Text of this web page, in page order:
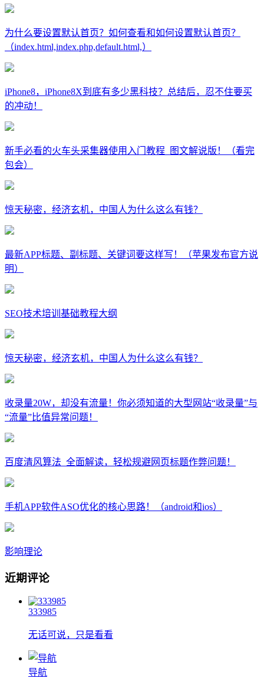
为什么要设置默认首页？如何查看和如何设置默认首页？
（index.html,index.php,default.html,）
iPhone8，iPhone8X到底有多少黑科技？总结后，忍不住要买
的冲动！
新手必看的火车头采集器使用入门教程_图文解说版！（看完
包会）
惊天秘密，经济玄机，中国人为什么这么有钱？
最新APP标题、副标题、关键词要这样写！（苹果发布官方说
明）
SEO技术培训基础教程大纲
惊天秘密，经济玄机，中国人为什么这么有钱？
收录量20W，却没有流量！你必须知道的大型网站“收录量”与
“流量”比值异常问题！
百度清风算法_全面解读，轻松规避网页标题作弊问题！
手机APP软件ASO优化的核心思路！（android和ios）
影响理论
近期评论
333985
无话可说，只是看看
导航